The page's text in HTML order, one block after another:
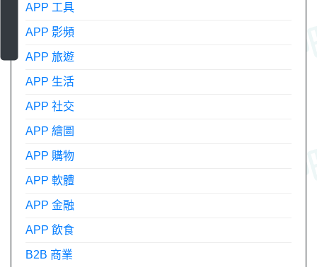
APP 工具
APP 影頻
APP 旅遊
APP 生活
APP 社交
APP 繪圖
APP 購物
APP 軟體
APP 金融
APP 飲食
B2B 商業